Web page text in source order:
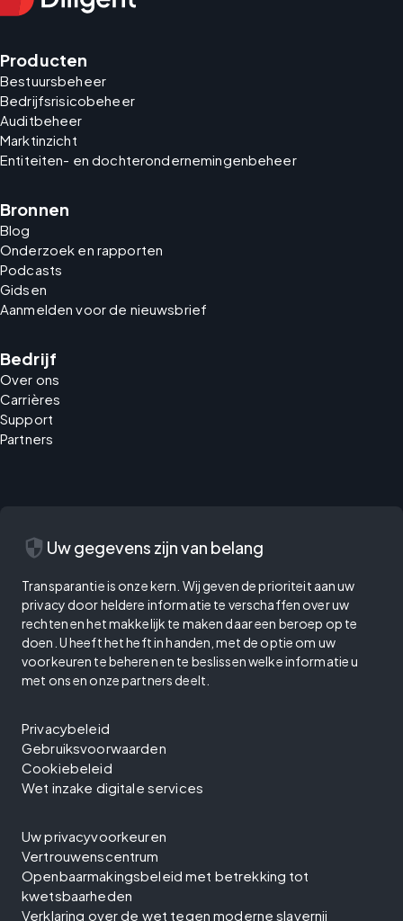
Producten
Bestuursbeheer
Bedrijfsrisicobeheer
Auditbeheer
Marktinzicht
Entiteiten- en dochterondernemingenbeheer
Bronnen
Blog
Onderzoek en rapporten
Podcasts
Gidsen
Aanmelden voor de nieuwsbrief
Bedrijf
Over ons
Carrières
Support
Partners
security Uw gegevens zijn van belang
Transparantie is onze kern. Wij geven de prioriteit aan uw
privacy door heldere informatie te verschaffen over uw
rechten en het makkelijk te maken daar een beroep op te
doen. U heeft het heft in handen, met de optie om uw
voorkeuren te beheren en te beslissen welke informatie u
met ons en onze partners deelt.
Privacybeleid
Gebruiksvoorwaarden
Cookiebeleid
Wet inzake digitale services
Uw privacyvoorkeuren
Vertrouwenscentrum
Openbaarmakingsbeleid met betrekking tot
kwetsbaarheden
Verklaring over de wet tegen moderne slavernij